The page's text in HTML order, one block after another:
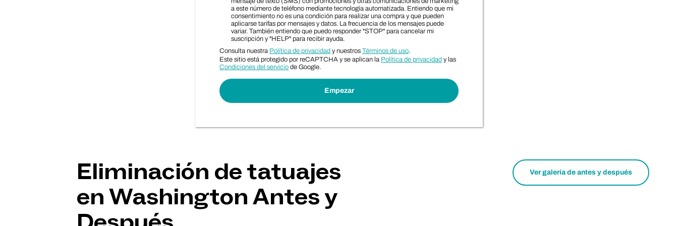
a este número de teléfono mediante tecnología automatizada. Entiendo que mi
consentimiento no es una condición para realizar una compra y que pueden
aplicarse tarifas por mensajes y datos. La frecuencia de los mensajes puede
variar. También entiendo que puedo responder "STOP" para cancelar mi
suscripción y "HELP" para recibir ayuda.
Consulta nuestra Política de privacidad y nuestros Términos de uso.
Este sitio está protegido por reCAPTCHA y se aplican la Política de privacidad y las
Condiciones del servicio de Google.
Eliminación de tatuajes
en Washington Antes y
Ver galería de antes y después